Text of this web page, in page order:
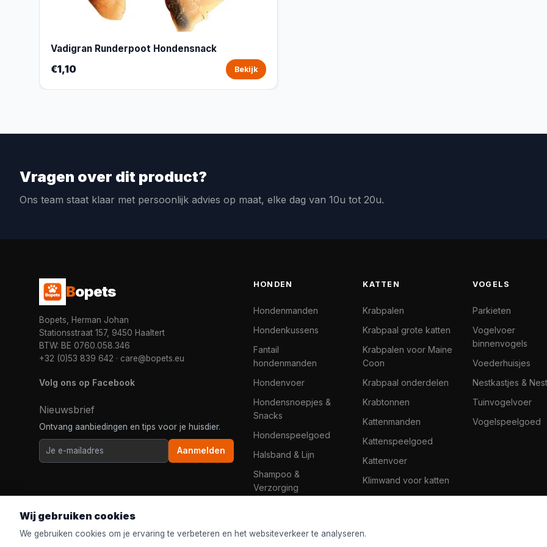
Vadigran Runderpoot Hondensnack
€1,10 Bekijk
Vragen over dit product?
Ons team staat klaar met persoonlijk advies op maat, elke dag van 10u tot 20u.
Bopets
Bopets, Herman Johan
Stationsstraat 157, 9450 Haaltert
BTW: BE 0760.058.346
+32 (0)53 839 642 · care@bopets.eu
Volg ons op Facebook
Nieuwsbrief
Ontvang aanbiedingen en tips voor je huisdier.
Aanmelden
HONDEN
Hondenmanden
Hondenkussens
Fantail
hondenmanden
Hondenvoer
Hondensnoepjes &
Snacks
Hondenspeelgoed
Halsband & Lijn
Shampoo &
Verzorging
KATTEN
Krabpalen
Krabpaal grote katten
Krabpalen voor Maine
Coon
Krabpaal onderdelen
Krabtonnen
Kattenmanden
Kattenspeelgoed
Kattenvoer
Klimwand voor katten
VOGELS
Parkieten
Vogelvoer
binnenvogels
Voederhuisjes
Nestkastjes &
Tuinvogelvoer
Vogelspeelgoed
Wij gebruiken cookies
We gebruiken cookies om je ervaring te verbeteren en het websiteverkeer te analyseren.